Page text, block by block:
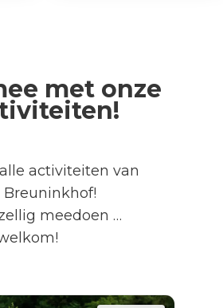
met onze
activiteiten van
meedoen …